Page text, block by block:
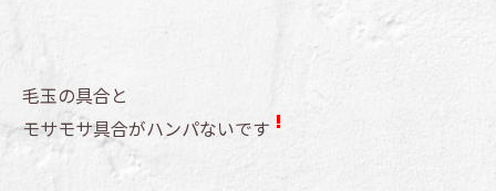
毛玉の具合と
モサモサ具合がハンパないです